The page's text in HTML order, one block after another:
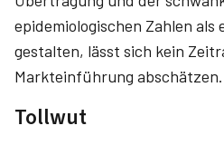
epidemiologischen Zahlen als
gestalten, lässt sich kein
Markteinführung abschätzen.
Tollwut